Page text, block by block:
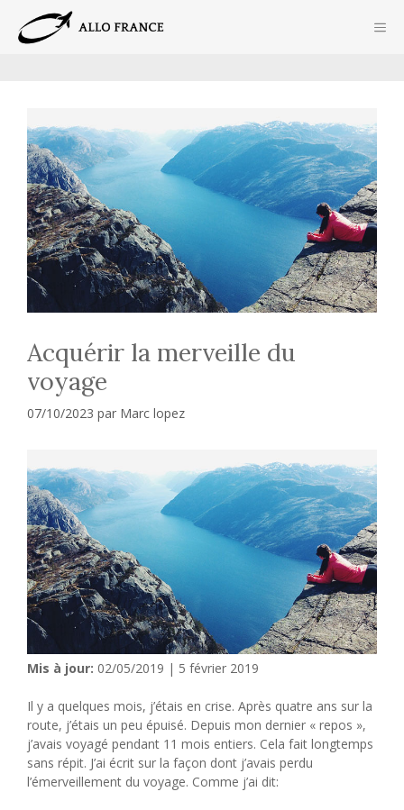
contenu
Acquérir la merveille du
voyage
07/10/2023 par Marc lopez
Mis à jour: 02/05/2019 | 5 février 2019
Il y a quelques mois, j’étais en crise. Après quatre ans sur la
route, j’étais un peu épuisé. Depuis mon dernier « repos »,
j’avais voyagé pendant 11 mois entiers. Cela fait longtemps
sans répit. J’ai écrit sur la façon dont j’avais perdu
l’émerveillement du voyage. Comme j’ai dit: